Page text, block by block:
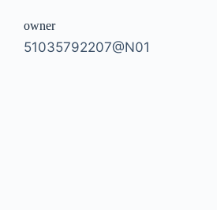
owner
51035792207@N01